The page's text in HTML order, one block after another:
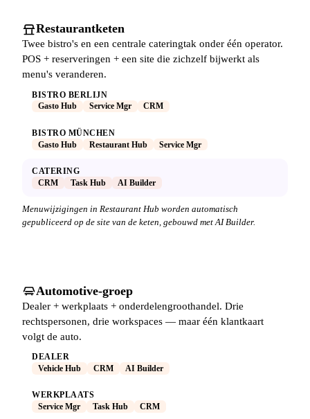
Restaurantketen
Twee bistro's en een centrale cateringtak onder één operator.
POS + reserveringen + een site die zichzelf bijwerkt als
menu's veranderen.
BISTRO BERLIJN
Gasto Hub Service Mgr CRM
BISTRO MÜNCHEN
Gasto Hub Restaurant Hub Service Mgr
CATERING
CRM Task Hub AI Builder
Menuwijzigingen in Restaurant Hub worden automatisch
gepubliceerd op de site van de keten, gebouwd met AI Builder.
Automotive-groep
Dealer + werkplaats + onderdelengroothandel. Drie
rechtspersonen, drie workspaces — maar één klantkaart
volgt de auto.
DEALER
Vehicle Hub CRM AI Builder
WERKPLAATS
Service Mgr Task Hub CRM